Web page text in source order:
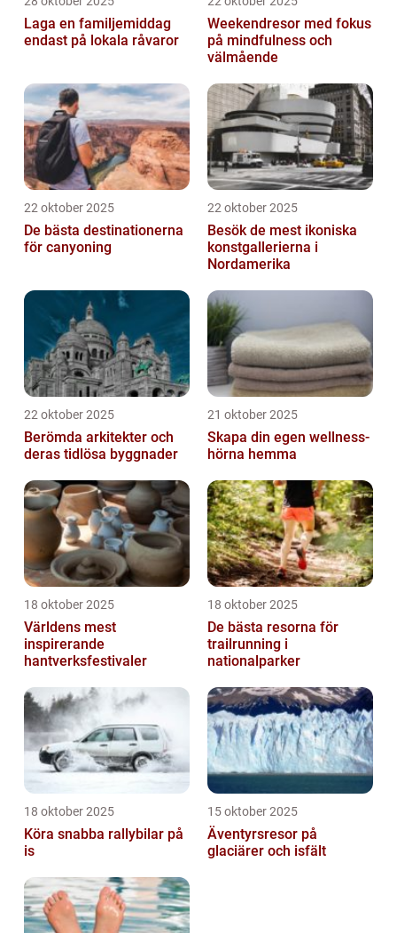
Laga en familjemiddag
endast på lokala råvaror
Weekendresor med fokus
på mindfulness och
välmående
22 oktober 2025
De bästa destinationerna
för canyoning
22 oktober 2025
Besök de mest ikoniska
konstgallerierna i
Nordamerika
22 oktober 2025
Berömda arkitekter och
deras tidlösa byggnader
21 oktober 2025
Skapa din egen wellness-
hörna hemma
18 oktober 2025
Världens mest
inspirerande
hantverksfestivaler
18 oktober 2025
De bästa resorna för
trailrunning i
nationalparker
18 oktober 2025
Köra snabba rallybilar på
is
15 oktober 2025
Äventyrsresor på
glaciärer och isfält